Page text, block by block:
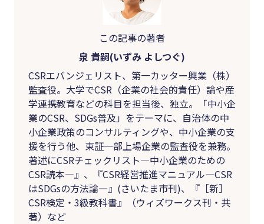
この記事の著者
泉 貴嗣(いずみ よしつぐ)
CSRエバンジェリスト、第一カッター興業（株）
監査役。大学でCSR（企業の社会的責任）論や産
学連携教育などの科目を担当後、独立。「中小企
業のCSR、SDGs普及」をテーマに、自治体の中
小企業政策のコンサルティングや、中小企業の支
援を行う他、東証一部上場企業の監査役を兼務。
著述にCSRチェックリスト―中小企業のための
CSR読本―』、『CSR経営推進マニュアル―CSR
はSDGsの方法論―』(さいたま市刊)、『［新］
CSR検定・3級教科書』（ウィズワークス刊・共
著）など